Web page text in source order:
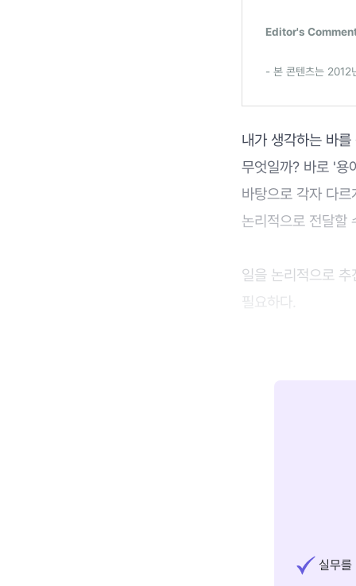
Editor's
- 본 콘텐츠는 2012
내가 생각하는 바
무엇일까? 바로 '용
바탕으로 각자 다
논리적으로 전달할
일을 논리적으로
필요하다.
실무를